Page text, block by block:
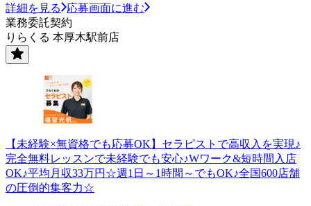
詳細を見る
応募画面に進む
業務委託契約
りらくる 本厚木駅前店
【未経験×無資格でも応募OK】セラピストで高収入を実現♪
完全無料レッスンで未経験でも安心♪Wワーク&短時間入店
OK♪平均月収33万円☆週1日～1時間～でもOK♪全国600店舗
の圧倒的集客力☆